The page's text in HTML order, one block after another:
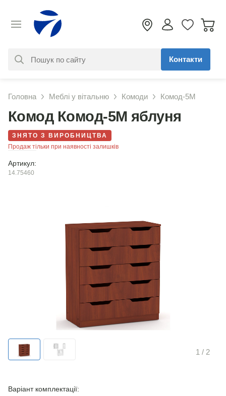
знайдено. Уточніть свій запит
Контакти
Головна Меблі у вітальню Комоди Комод-5М
Комод Комод-5М яблуня
ЗНЯТО З ВИРОБНИЦТВА
Продаж тільки при наявності залишків
Артикул:
14.75460
1 / 2
Варіант комплектації: